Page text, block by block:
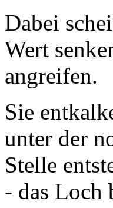
Dabei
Wert
angreifen.
Sie
unter der
Stelle
- das Loch